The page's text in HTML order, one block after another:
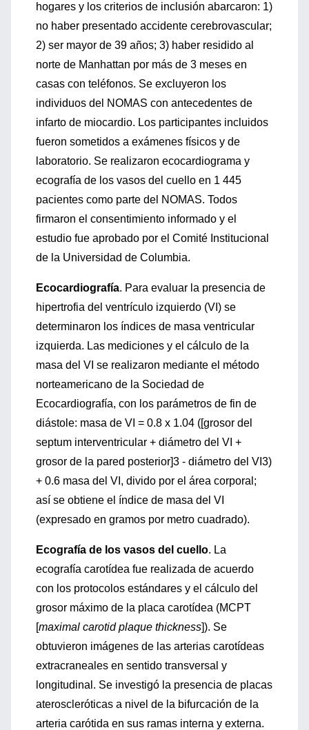
hogares y los criterios de inclusión abarcaron: 1)
no haber presentado accidente cerebrovascular;
2) ser mayor de 39 años; 3) haber residido al
norte de Manhattan por más de 3 meses en
casas con teléfonos. Se excluyeron los
individuos del NOMAS con antecedentes de
infarto de miocardio. Los participantes incluidos
fueron sometidos a exámenes físicos y de
laboratorio. Se realizaron ecocardiograma y
ecografía de los vasos del cuello en 1 445
pacientes como parte del NOMAS. Todos
firmaron el consentimiento informado y el
estudio fue aprobado por el Comité Institucional
de la Universidad de Columbia.
Ecocardiografía. Para evaluar la presencia de
hipertrofia del ventrículo izquierdo (VI) se
determinaron los índices de masa ventricular
izquierda. Las mediciones y el cálculo de la
masa del VI se realizaron mediante el método
norteamericano de la Sociedad de
Ecocardiografía, con los parámetros de fin de
diástole: masa de VI = 0.8 x 1.04 ([grosor del
septum interventricular + diámetro del VI +
grosor de la pared posterior]3 - diámetro del VI3)
+ 0.6 masa del VI, divido por el área corporal;
así se obtiene el índice de masa del VI
(expresado en gramos por metro cuadrado).
Ecografía de los vasos del cuello. La
ecografía carotídea fue realizada de acuerdo
con los protocolos estándares y el cálculo del
grosor máximo de la placa carotídea (MCPT
[maximal carotid plaque thickness]). Se
obtuvieron imágenes de las arterias carotídeas
extracraneales en sentido transversal y
longitudinal. Se investigó la presencia de placas
ateroscleróticas a nivel de la bifurcación de la
arteria carótida en sus ramas interna y externa.